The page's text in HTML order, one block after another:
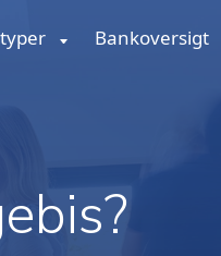
Bankoversigt